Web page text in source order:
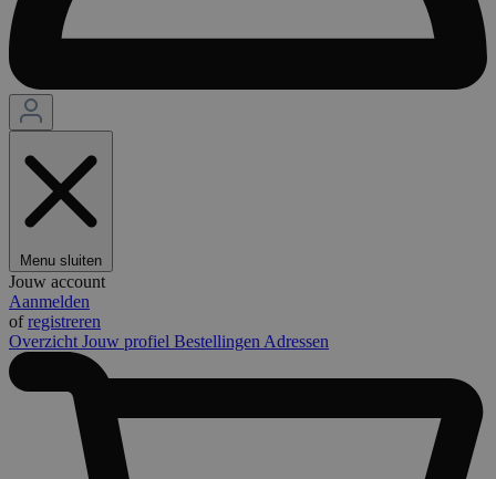
Menu sluiten
Jouw account
Aanmelden
ofregistreren
Overzicht Jouw profiel Bestellingen Adressen